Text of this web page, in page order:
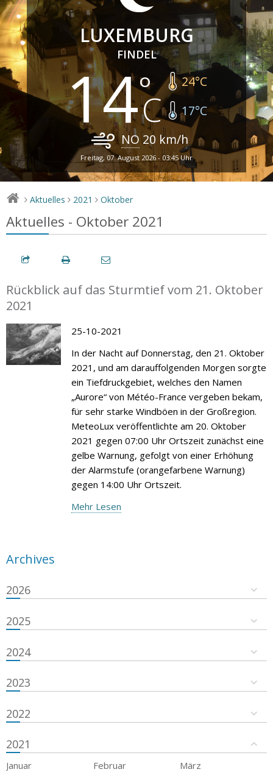
LUXEMBURG
FINDEL
14 24°C
17°C
NO 20 km/h
Freitag, 07. August 2026 - 03:45 Uhr
> Aktuelles > 2021 > Oktober
Aktuelles - Oktober 2021
Rückblick auf das Sturmtief vom 21. Oktober
2021
25-10-2021
In der Nacht auf Donnerstag, den 21. Oktober
2021, und am darauffolgenden Morgen sorgte
ein Tiefdruckgebiet, welches den Namen
„Aurore“ von Météo-France vergeben bekam,
für sehr starke Windböen in der Großregion.
MeteoLux veröffentlichte am 20. Oktober
2021 gegen 07:00 Uhr Ortszeit zunächst eine
gelbe Warnung, gefolgt von einer Erhöhung
der Alarmstufe (orangefarbene Warnung)
gegen 14:00 Uhr Ortszeit.
Mehr Lesen
Archives
2026
2025
2024
2023
2022
2021
Januar Februar
März